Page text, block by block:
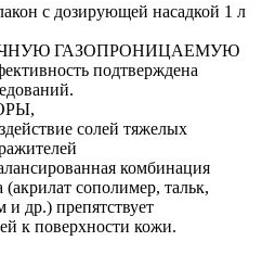
с дозирующей насадкой 1 л
ГАЗОПРОНИЦАЕМУЮ
подтверждена
солей тяжелых
комбинация
сополимер, тальк,
др.) препятствует
к поверхности кожи.